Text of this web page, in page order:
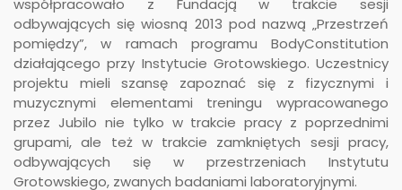
współpracowało z Fundacją w trakcie sesji
odbywających się wiosną 2013 pod nazwą „Przestrzeń
pomiędzy”, w ramach programu BodyConstitution
działającego przy Instytucie Grotowskiego. Uczestnicy
projektu mieli szansę zapoznać się z fizycznymi i
muzycznymi elementami treningu wypracowanego
przez Jubilo nie tylko w trakcie pracy z poprzednimi
grupami, ale też w trakcie zamkniętych sesji pracy,
odbywających się w przestrzeniach Instytutu
Grotowskiego, zwanych badaniami laboratoryjnymi.